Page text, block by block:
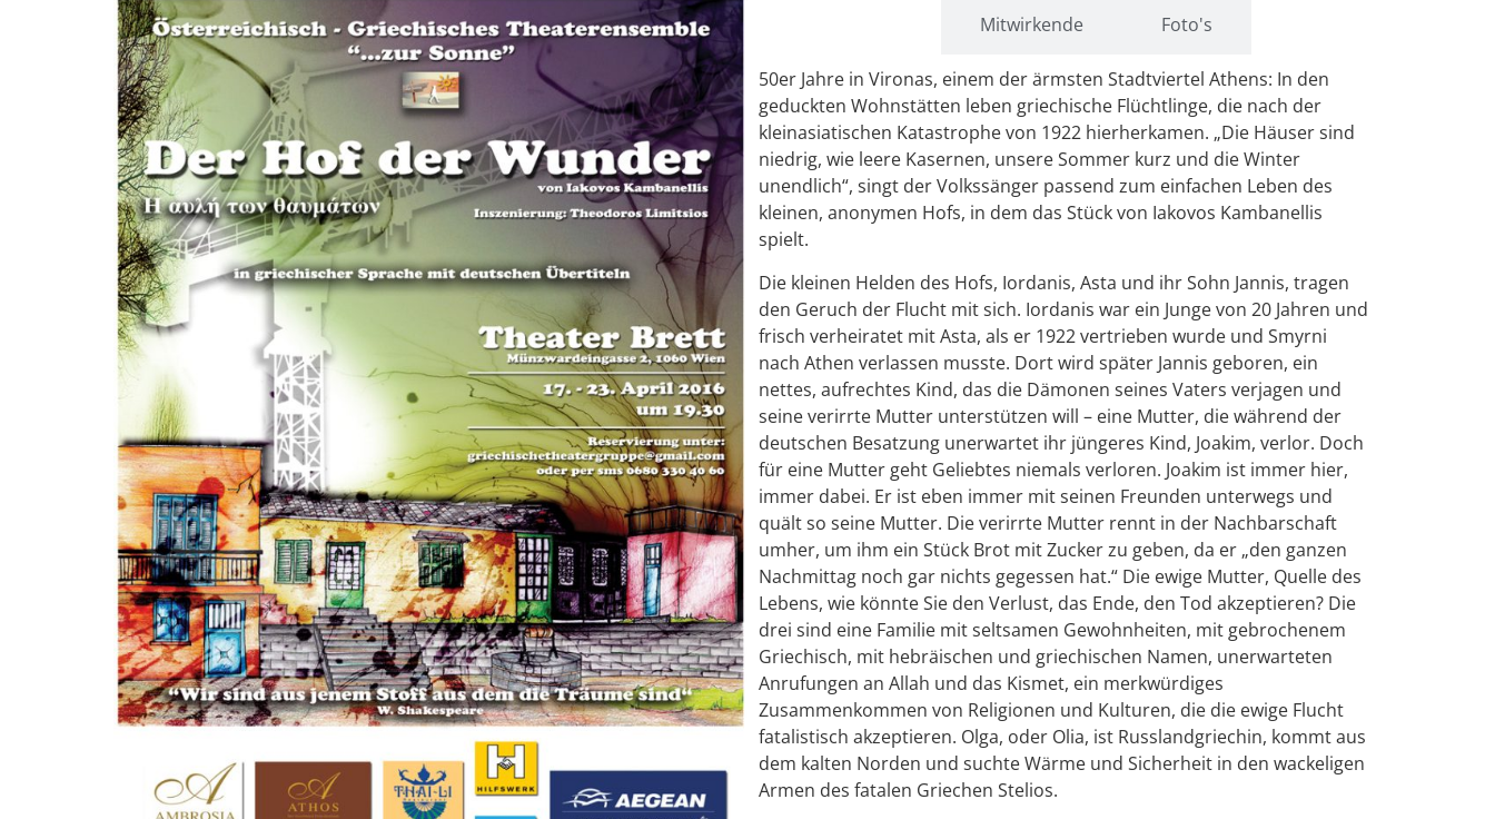
Mitwirkende Foto's
50er Jahre in Vironas, einem der ärmsten Stadtviertel Athens: In den
geduckten Wohnstätten leben griechische Flüchtlinge, die nach der
kleinasiatischen Katastrophe von 1922 hierherkamen. „Die Häuser sind
niedrig, wie leere Kasernen, unsere Sommer kurz und die Winter
unendlich“, singt der Volkssänger passend zum einfachen Leben des
kleinen, anonymen Hofs, in dem das Stück von Iakovos Kambanellis
spielt.
Die kleinen Helden des Hofs, Iordanis, Asta und ihr Sohn Jannis, tragen
den Geruch der Flucht mit sich. Iordanis war ein Junge von 20 Jahren und
frisch verheiratet mit Asta, als er 1922 vertrieben wurde und Smyrni
nach Athen verlassen musste. Dort wird später Jannis geboren, ein
nettes, aufrechtes Kind, das die Dämonen seines Vaters verjagen und
seine verirrte Mutter unterstützen will – eine Mutter, die während der
deutschen Besatzung unerwartet ihr jüngeres Kind, Joakim, verlor. Doch
für eine Mutter geht Geliebtes niemals verloren. Joakim ist immer hier,
immer dabei. Er ist eben immer mit seinen Freunden unterwegs und
quält so seine Mutter. Die verirrte Mutter rennt in der Nachbarschaft
umher, um ihm ein Stück Brot mit Zucker zu geben, da er „den ganzen
Nachmittag noch gar nichts gegessen hat.“ Die ewige Mutter, Quelle des
Lebens, wie könnte Sie den Verlust, das Ende, den Tod akzeptieren? Die
drei sind eine Familie mit seltsamen Gewohnheiten, mit gebrochenem
Griechisch, mit hebräischen und griechischen Namen, unerwarteten
Anrufungen an Allah und das Kismet, ein merkwürdiges
Zusammenkommen von Religionen und Kulturen, die die ewige Flucht
fatalistisch akzeptieren. Olga, oder Olia, ist Russlandgriechin, kommt aus
dem kalten Norden und suchte Wärme und Sicherheit in den wackeligen
Armen des fatalen Griechen Stelios.